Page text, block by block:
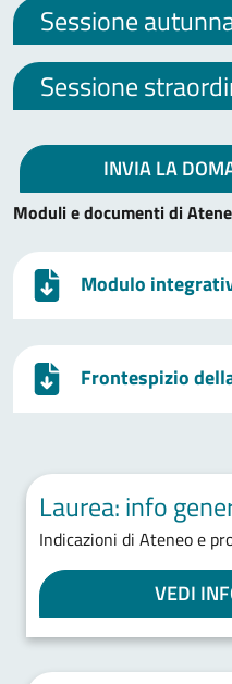
Sessione
Sessione
INVIA LA
Moduli e documenti di
Modulo
Frontespizio
Laurea: info
Indicazioni di Ateneo e
VEDI